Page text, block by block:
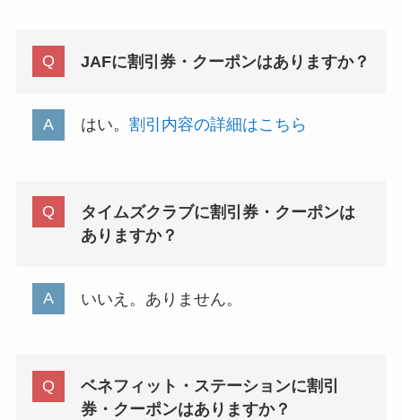
JAFに割引券・クーポンはありますか？
はい。 割引内容の詳細はこちら
タイムズクラブに割引券・クーポンは
ありますか？
いいえ。ありません。
ベネフィット・ステーションに割引
券・クーポンはありますか？